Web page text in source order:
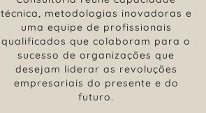
técnica, metodologias inovadoras e
uma equipe de profissionais
qualificados que colaboram para o
sucesso de organizações que
desejam liderar as revoluções
empresariais do presente e do
futuro.